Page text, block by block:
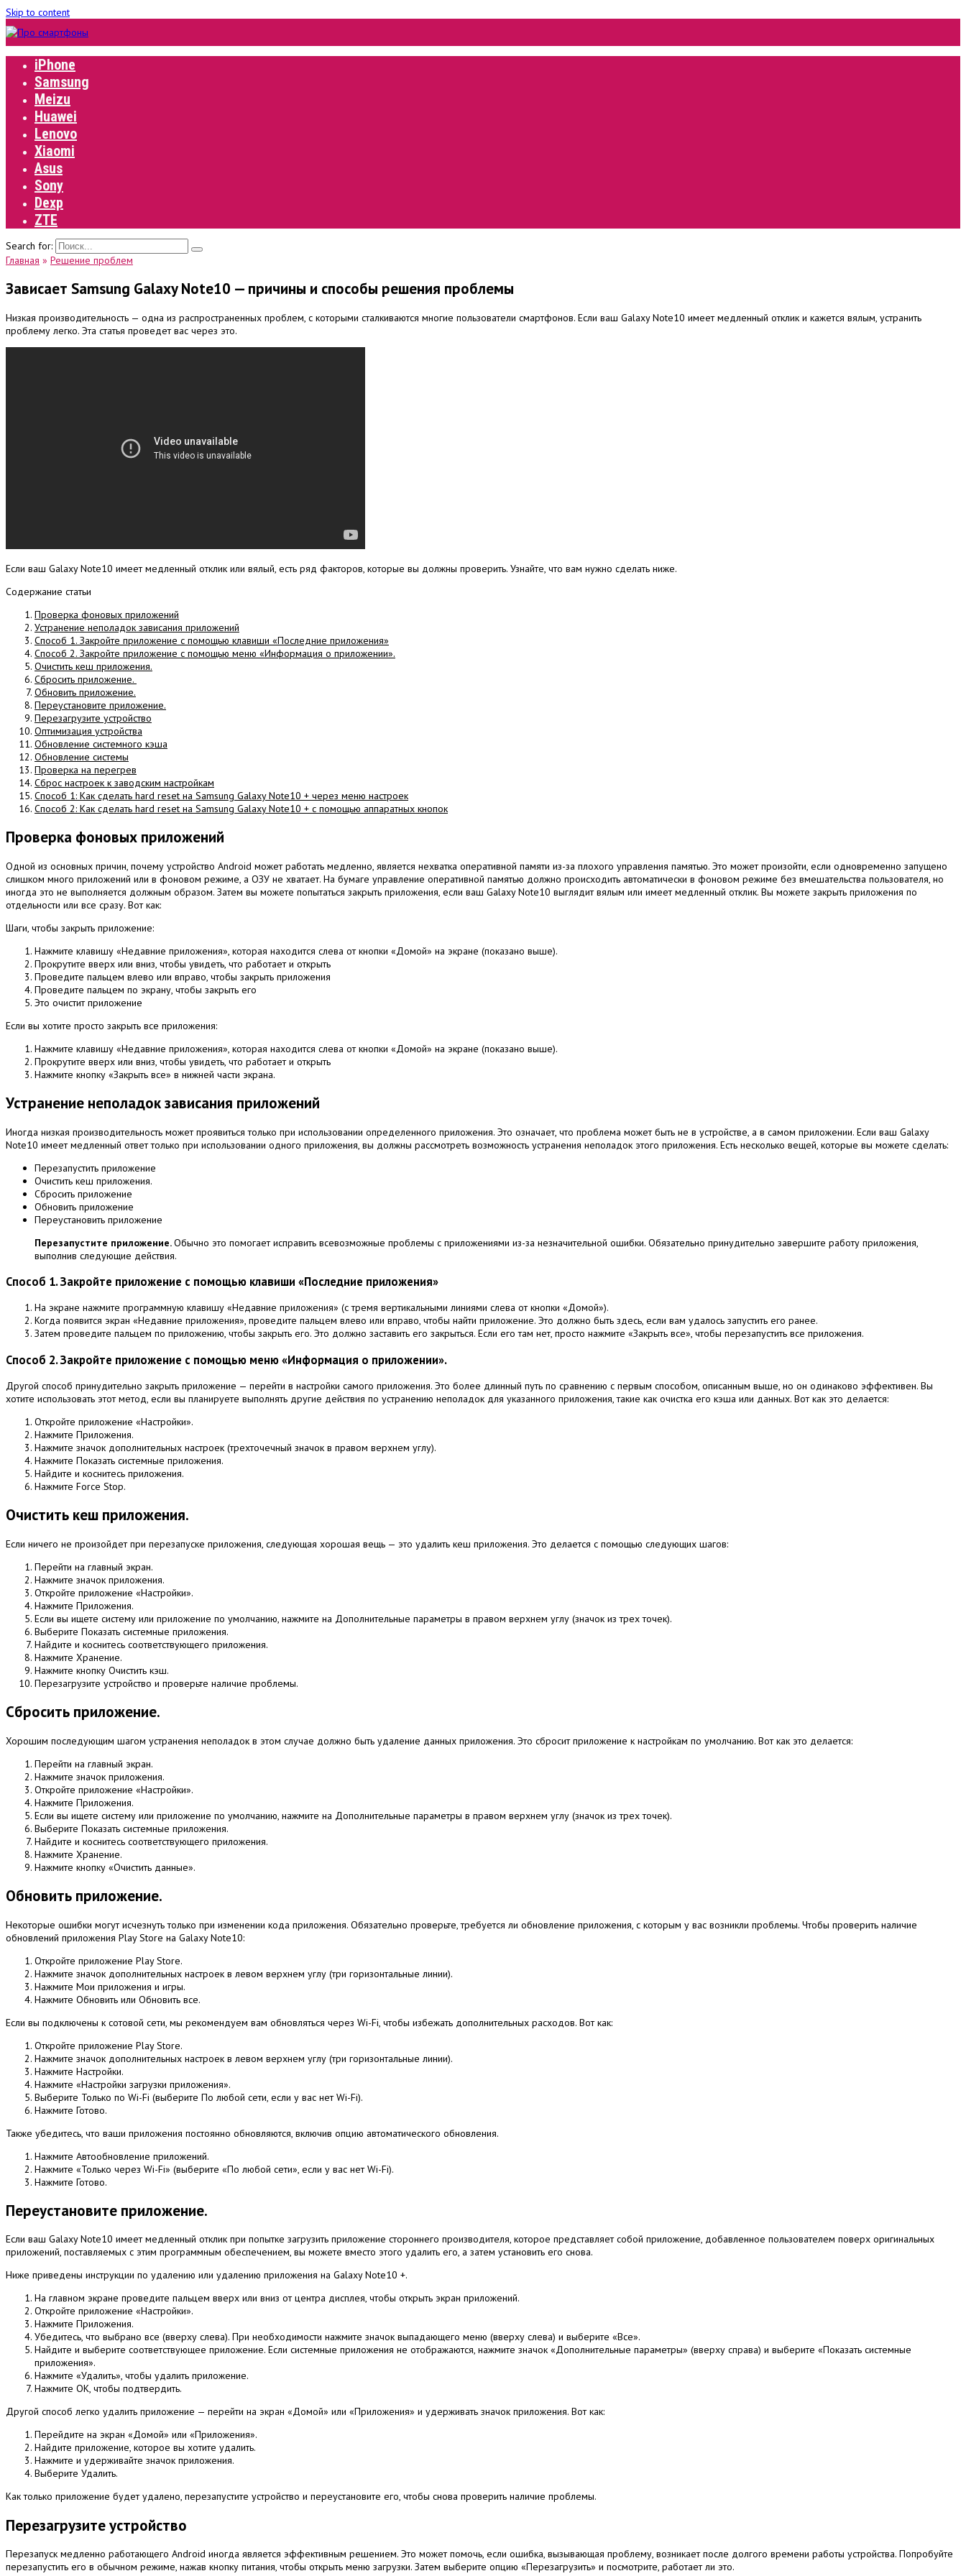
Skip to content
iPhone
Samsung
Meizu
Huawei
Lenovo
Xiaomi
Asus
Sony
Dexp
ZTE
Search for:
Главная » Решение проблем
Зависает Samsung Galaxy Note10 — причины и способы решения проблемы
Низкая производительность — одна из распространенных проблем, с которыми сталкиваются многие пользователи смартфонов. Если ваш Galaxy Note10 имеет медленный отклик и кажется вялым, устранить
проблему легко. Эта статья проведет вас через это.
Если ваш Galaxy Note10 имеет медленный отклик или вялый, есть ряд факторов, которые вы должны проверить. Узнайте, что вам нужно сделать ниже.
Содержание статьи
Проверка фоновых приложений
Устранение неполадок зависания приложений
Способ 1. Закройте приложение с помощью клавиши «Последние приложения»
Способ 2. Закройте приложение с помощью меню «Информация о приложении».
Очистить кеш приложения.
Сбросить приложение.
Обновить приложение.
Переустановите приложение.
Перезагрузите устройство
Оптимизация устройства
Обновление системного кэша
Обновление системы
Проверка на перегрев
Сброс настроек к заводским настройкам
Способ 1: Как сделать hard reset на Samsung Galaxy Note10 + через меню настроек
Способ 2: Как сделать hard reset на Samsung Galaxy Note10 + с помощью аппаратных кнопок
Проверка фоновых приложений
Одной из основных причин, почему устройство Android может работать медленно, является нехватка оперативной памяти из-за плохого управления памятью. Это может произойти, если одновременно запущено
слишком много приложений или в фоновом режиме, а ОЗУ не хватает. На бумаге управление оперативной памятью должно происходить автоматически в фоновом режиме без вмешательства пользователя, но
иногда это не выполняется должным образом. Затем вы можете попытаться закрыть приложения, если ваш Galaxy Note10 выглядит вялым или имеет медленный отклик. Вы можете закрыть приложения по
отдельности или все сразу. Вот как:
Шаги, чтобы закрыть приложение:
Нажмите клавишу «Недавние приложения», которая находится слева от кнопки «Домой» на экране (показано выше).
Прокрутите вверх или вниз, чтобы увидеть, что работает и открыть
Проведите пальцем влево или вправо, чтобы закрыть приложения
Проведите пальцем по экрану, чтобы закрыть его
Это очистит приложение
Если вы хотите просто закрыть все приложения:
Нажмите клавишу «Недавние приложения», которая находится слева от кнопки «Домой» на экране (показано выше).
Прокрутите вверх или вниз, чтобы увидеть, что работает и открыть
Нажмите кнопку «Закрыть все» в нижней части экрана.
Устранение неполадок зависания приложений
Иногда низкая производительность может проявиться только при использовании определенного приложения. Это означает, что проблема может быть не в устройстве, а в самом приложении. Если ваш Galaxy
Note10 имеет медленный ответ только при использовании одного приложения, вы должны рассмотреть возможность устранения неполадок этого приложения. Есть несколько вещей, которые вы можете сделать:
Перезапустить приложение
Очистить кеш приложения.
Сбросить приложение
Обновить приложение
Переустановить приложение
Перезапустите приложение.Обычно это помогает исправить всевозможные проблемы с приложениями из-за незначительной ошибки. Обязательно принудительно завершите работу приложения,
выполнив следующие действия.
Способ 1. Закройте приложение с помощью клавиши «Последние приложения»
На экране нажмите программную клавишу «Недавние приложения» (с тремя вертикальными линиями слева от кнопки «Домой»).
Когда появится экран «Недавние приложения», проведите пальцем влево или вправо, чтобы найти приложение. Это должно быть здесь, если вам удалось запустить его ранее.
Затем проведите пальцем по приложению, чтобы закрыть его. Это должно заставить его закрыться. Если его там нет, просто нажмите «Закрыть все», чтобы перезапустить все приложения.
Способ 2. Закройте приложение с помощью меню «Информация о приложении».
Другой способ принудительно закрыть приложение — перейти в настройки самого приложения. Это более длинный путь по сравнению с первым способом, описанным выше, но он одинаково эффективен. Вы
хотите использовать этот метод, если вы планируете выполнять другие действия по устранению неполадок для указанного приложения, такие как очистка его кэша или данных. Вот как это делается:
Откройте приложение «Настройки».
Нажмите Приложения.
Нажмите значок дополнительных настроек (трехточечный значок в правом верхнем углу).
Нажмите Показать системные приложения.
Найдите и коснитесь приложения.
Нажмите Force Stop.
Очистить кеш приложения.
Если ничего не произойдет при перезапуске приложения, следующая хорошая вещь — это удалить кеш приложения. Это делается с помощью следующих шагов:
Перейти на главный экран.
Нажмите значок приложения.
Откройте приложение «Настройки».
Нажмите Приложения.
Если вы ищете систему или приложение по умолчанию, нажмите на Дополнительные параметры в правом верхнем углу (значок из трех точек).
Выберите Показать системные приложения.
Найдите и коснитесь соответствующего приложения.
Нажмите Хранение.
Нажмите кнопку Очистить кэш.
Перезагрузите устройство и проверьте наличие проблемы.
Сбросить приложение.
Хорошим последующим шагом устранения неполадок в этом случае должно быть удаление данных приложения. Это сбросит приложение к настройкам по умолчанию. Вот как это делается:
Перейти на главный экран.
Нажмите значок приложения.
Откройте приложение «Настройки».
Нажмите Приложения.
Если вы ищете систему или приложение по умолчанию, нажмите на Дополнительные параметры в правом верхнем углу (значок из трех точек).
Выберите Показать системные приложения.
Найдите и коснитесь соответствующего приложения.
Нажмите Хранение.
Нажмите кнопку «Очистить данные».
Обновить приложение.
Некоторые ошибки могут исчезнуть только при изменении кода приложения. Обязательно проверьте, требуется ли обновление приложения, с которым у вас возникли проблемы. Чтобы проверить наличие
обновлений приложения Play Store на Galaxy Note10:
Откройте приложение Play Store.
Нажмите значок дополнительных настроек в левом верхнем углу (три горизонтальные линии).
Нажмите Мои приложения и игры.
Нажмите Обновить или Обновить все.
Если вы подключены к сотовой сети, мы рекомендуем вам обновляться через Wi-Fi, чтобы избежать дополнительных расходов. Вот как:
Откройте приложение Play Store.
Нажмите значок дополнительных настроек в левом верхнем углу (три горизонтальные линии).
Нажмите Настройки.
Нажмите «Настройки загрузки приложения».
Выберите Только по Wi-Fi (выберите По любой сети, если у вас нет Wi-Fi).
Нажмите Готово.
Также убедитесь, что ваши приложения постоянно обновляются, включив опцию автоматического обновления.
Нажмите Автообновление приложений.
Нажмите «Только через Wi-Fi» (выберите «По любой сети», если у вас нет Wi-Fi).
Нажмите Готово.
Переустановите приложение.
Если ваш Galaxy Note10 имеет медленный отклик при попытке загрузить приложение стороннего производителя, которое представляет собой приложение, добавленное пользователем поверх оригинальных
приложений, поставляемых с этим программным обеспечением, вы можете вместо этого удалить его, а затем установить его снова.
Ниже приведены инструкции по удалению или удалению приложения на Galaxy Note10 +.
На главном экране проведите пальцем вверх или вниз от центра дисплея, чтобы открыть экран приложений.
Откройте приложение «Настройки».
Нажмите Приложения.
Убедитесь, что выбрано все (вверху слева). При необходимости нажмите значок выпадающего меню (вверху слева) и выберите «Все».
Найдите и выберите соответствующее приложение. Если системные приложения не отображаются, нажмите значок «Дополнительные параметры» (вверху справа) и выберите «Показать системные
приложения».
Нажмите «Удалить», чтобы удалить приложение.
Нажмите OK, чтобы подтвердить.
Другой способ легко удалить приложение — перейти на экран «Домой» или «Приложения» и удерживать значок приложения. Вот как:
Перейдите на экран «Домой» или «Приложения».
Найдите приложение, которое вы хотите удалить.
Нажмите и удерживайте значок приложения.
Выберите Удалить.
Как только приложение будет удалено, перезапустите устройство и переустановите его, чтобы снова проверить наличие проблемы.
Перезагрузите устройство
Перезапуск медленно работающего Android иногда является эффективным решением. Это может помочь, если ошибка, вызывающая проблему, возникает после долгого времени работы устройства. Попробуйте
перезапустить его в обычном режиме, нажав кнопку питания, чтобы открыть меню загрузки. Затем выберите опцию «Перезагрузить» и посмотрите, работает ли это.